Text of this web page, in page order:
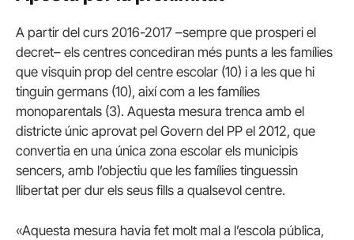
A partir del curs 2016-2017 –sempre que prosperi el
decret– els centres concediran més punts a les famílies
que visquin prop del centre escolar (10) i a les que hi
tinguin germans (10), així com a les famílies
monoparentals (3). Aquesta mesura trenca amb el
districte únic aprovat pel Govern del PP el 2012, que
convertia en una única zona escolar els municipis
sencers, amb l’objectiu que les famílies tinguessin
llibertat per dur els seus fills a qualsevol centre.
«Aquesta mesura havia fet molt mal a l’escola pública,